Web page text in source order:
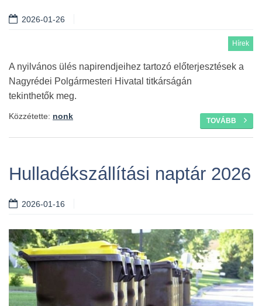
2026-01-26
Hírek
A nyilvános ülés napirendjeihez tartozó előterjesztések a
Nagyrédei Polgármesteri Hivatal titkárságán
tekinthetők meg.
TOVÁBB
Közzétette: nonk
Hulladékszállítási naptár 2026
2026-01-16